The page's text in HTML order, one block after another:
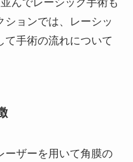
ョンでは、レーシッ
て手術の流れについて
ーザーを用いて角膜の